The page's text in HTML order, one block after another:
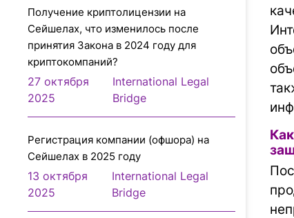
Получение криптолицензии на
Сейшелах, что изменилось после
принятия Закона в 2024 году для
криптокомпаний?
27 октября
2025
International Legal
Bridge
Регистрация компании (офшора) на
Сейшелах в 2025 году
13 октября
2025
International Legal
Bridge